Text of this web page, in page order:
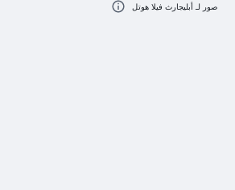
صور لـ أبليجارث فيلا هوتل